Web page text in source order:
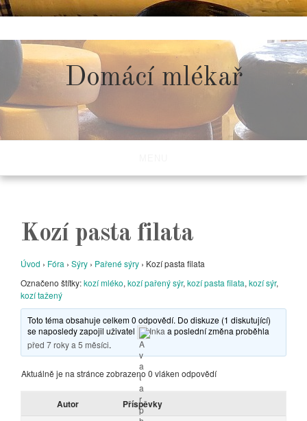
to
content
Domácí mlékař
Kozí pasta filata
Úvod › Fóra › Sýry › Pařené sýry › Kozí pasta filata
Označeno štítky:kozí mléko, kozí pařený sýr, kozí pasta filata, kozí sýr,
kozí tažený
Toto téma obsahuje celkem 0 odpovědí. Do diskuze (1 diskutující)
se naposledy zapojil uživatel
Inka a poslední změna proběhla
před 7 roky a 5 měsíci.
Aktuálně je na stránce zobrazeno 0 vláken odpovědí
Autor Příspěvky